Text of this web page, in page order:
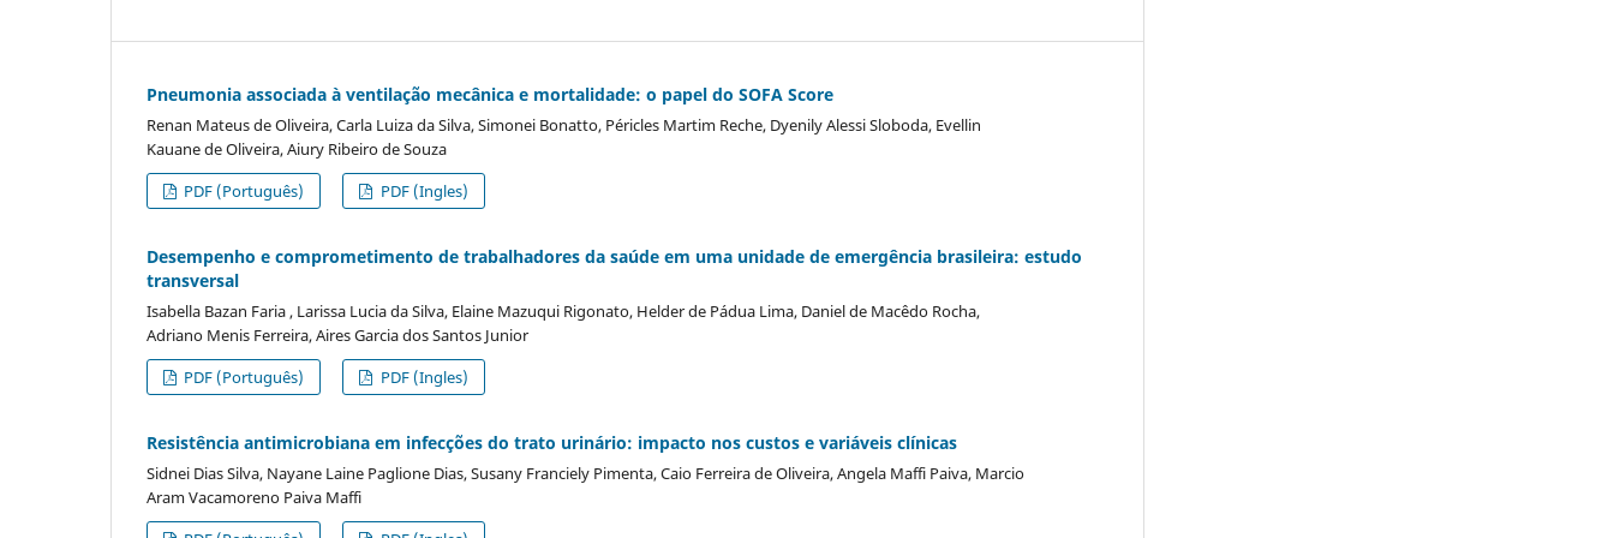
Pneumonia associada à ventilação mecânica e mortalidade: o papel do SOFA Score
Renan Mateus de Oliveira, Carla Luiza da Silva, Simonei Bonatto, Péricles Martim Reche, Dyenily Alessi Sloboda, Evellin
Kauane de Oliveira, Aiury Ribeiro de Souza
PDF (Português)
PDF (Ingles)
Desempenho e comprometimento de trabalhadores da saúde em uma unidade de emergência brasileira: estudo
transversal
Isabella Bazan Faria , Larissa Lucia da Silva, Elaine Mazuqui Rigonato, Helder de Pádua Lima, Daniel de Macêdo Rocha,
Adriano Menis Ferreira, Aires Garcia dos Santos Junior
PDF (Português)
PDF (Ingles)
Resistência antimicrobiana em infecções do trato urinário: impacto nos custos e variáveis clínicas
Sidnei Dias Silva, Nayane Laine Paglione Dias, Susany Franciely Pimenta, Caio Ferreira de Oliveira, Angela Maffi Paiva, Marcio
Aram Vacamoreno Paiva Maffi